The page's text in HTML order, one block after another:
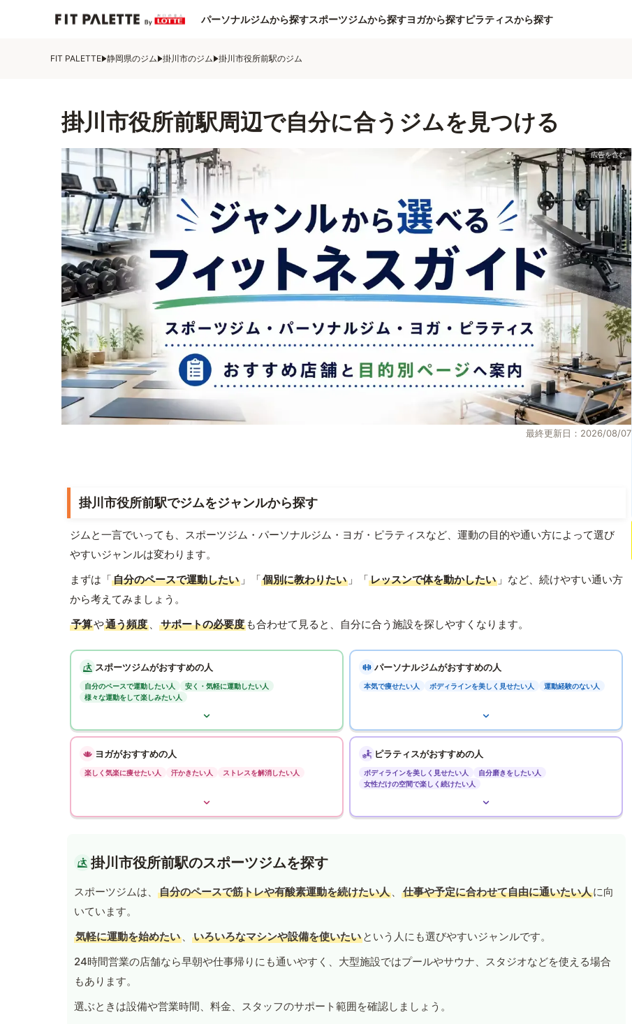
パーソナルジムから探すスポーツジムから探すヨガから探すピラティスから探す
FIT PALETTE 静岡県のジム 掛川市のジム 掛川市役所前駅のジム
掛川市役所前駅周辺で自分に合うジムを見つける
最終更新日：2026/08/07
掛川市役所前駅でジムをジャンルから探す
ジムと一言でいっても、スポーツジム・パーソナルジム・ヨガ・ピラティスなど、運動の目的や通い方によって選び
やすいジャンルは変わります。
まずは「自分のペースで運動したい 」「個別に教わりたい 」「レッスンで体を動かしたい 」など、続けやすい通い方
から考えてみましょう。
予算や通う頻度 、 サポートの必要度 も合わせて見ると、自分に合う施設を探しやすくなります。
スポーツジムがおすすめの人
自分のペースで運動したい人
安く・気軽に運動したい人
様々な運動をして楽しみたい人
パーソナルジムがおすすめの人
本気で痩せたい人 ボディラインを美しく見せたい人 運動経験のない人
ヨガがおすすめの人
楽しく気楽に痩せたい人 汗かきたい人 ストレスを解消したい人
ピラティスがおすすめの人
ボディラインを美しく見せたい人
自分磨きをしたい人
女性だけの空間で楽しく続けたい人
掛川市役所前駅のスポーツジムを探す
スポーツジムは、 自分のペースで筋トレや有酸素運動を続けたい人 、 仕事や予定に合わせて自由に通いたい人に向
いています。
気軽に運動を始めたい 、 いろいろなマシンや設備を使いたい という人にも選びやすいジャンルです。
24時間営業の店舗なら早朝や仕事帰りにも通いやすく、大型施設ではプールやサウナ、スタジオなどを使える場合
もあります。
選ぶときは設備や営業時間、料金、スタッフのサポート範囲を確認しましょう。